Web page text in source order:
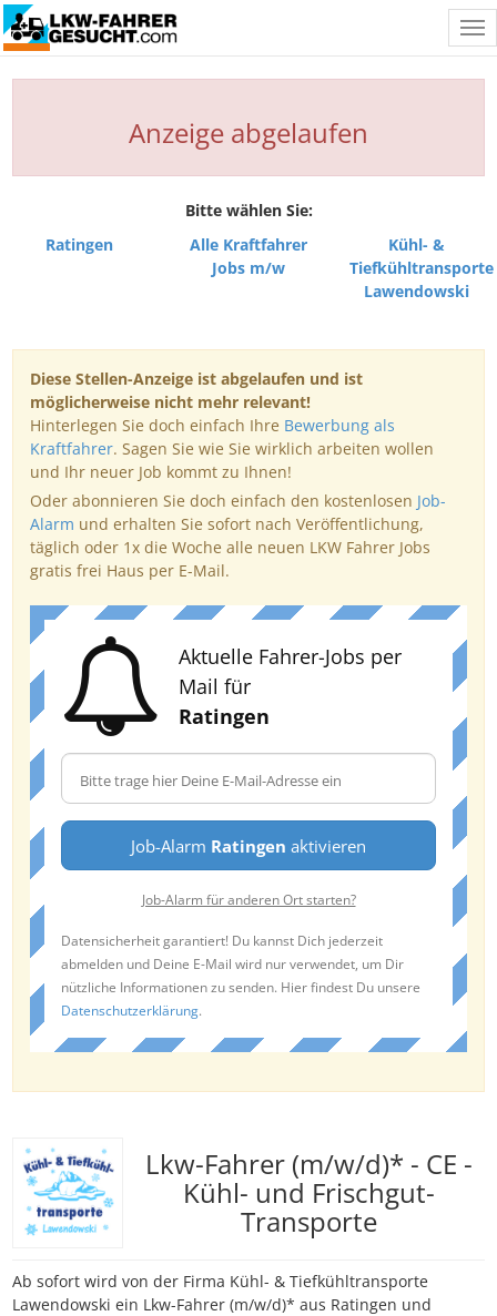
Anzeige abgelaufen
Bitte wählen Sie:
Ratingen
Alle Kraftfahrer
Jobs m/w
Kühl- &
Tiefkühltransporte
Lawendowski
Diese Stellen-Anzeige ist abgelaufen und ist
möglicherweise nicht mehr relevant!
Hinterlegen Sie doch einfach Ihre Bewerbung als
Kraftfahrer. Sagen Sie wie Sie wirklich arbeiten wollen
und Ihr neuer Job kommt zu Ihnen!
Oder abonnieren Sie doch einfach den kostenlosen Job-
Alarm und erhalten Sie sofort nach Veröffentlichung,
täglich oder 1x die Woche alle neuen LKW Fahrer Jobs
gratis frei Haus per E-Mail.
Aktuelle Fahrer-Jobs per
Mail für
Ratingen
Job-Alarm Ratingen aktivieren
Job-Alarm für anderen Ort starten?
Datensicherheit garantiert! Du kannst Dich jederzeit
abmelden und Deine E-Mail wird nur verwendet, um Dir
nützliche Informationen zu senden. Hier findest Du unsere
Datenschutzerklärung.
Lkw-Fahrer (m/w/d)* - CE -
Kühl- und Frischgut-
Transporte
Ab sofort wird von der Firma Kühl- & Tiefkühltransporte
Lawendowski ein Lkw-Fahrer (m/w/d)* aus Ratingen und